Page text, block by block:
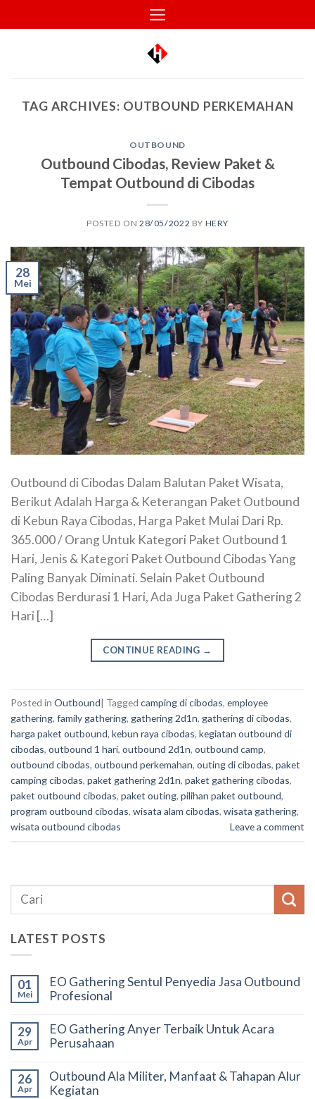
to
TAG ARCHIVES: OUTBOUND PERKEMAHAN
OUTBOUND
Outbound Cibodas, Review Paket &
Tempat Outbound di Cibodas
POSTED ON28/05/2022 BY HERY
28
Mei
Outbound di Cibodas Dalam Balutan Paket Wisata,
Berikut Adalah Harga & Keterangan Paket Outbound
di Kebun Raya Cibodas, Harga Paket Mulai Dari Rp.
365.000 / Orang Untuk Kategori Paket Outbound 1
Hari, Jenis & Kategori Paket Outbound Cibodas Yang
Paling Banyak Diminati. Selain Paket Outbound
Cibodas Berdurasi 1 Hari, Ada Juga Paket Gathering 2
Hari […]
CONTINUE READING →
Posted in Outbound| Tagged camping di cibodas, employee
gathering, family gathering, gathering 2d1n, gathering di cibodas,
harga paket outbound, kebun raya cibodas, kegiatan outbound di
cibodas, outbound 1 hari, outbound 2d1n, outbound camp,
outbound cibodas, outbound perkemahan, outing di cibodas, paket
camping cibodas, paket gathering 2d1n, paket gathering cibodas,
paket outbound cibodas, paket outing, pilihan paket outbound,
program outbound cibodas, wisata alam cibodas, wisata gathering,
wisata outbound cibodas
Leave a comment
LATEST POSTS
01
Mei
EO Gathering Sentul Penyedia Jasa Outbound
Profesional
29
Apr
EO Gathering Anyer Terbaik Untuk Acara
Perusahaan
26
Apr
Outbound Ala Militer, Manfaat & Tahapan Alur
Kegiatan